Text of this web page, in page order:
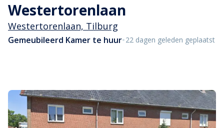
Westertorenlaan
Westertorenlaan, Tilburg
Gemeubileerd Kamer te huur•22 dagen geleden geplaatst